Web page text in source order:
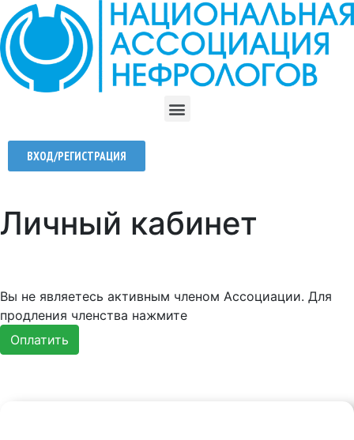
ВХОД/РЕГИСТРАЦИЯ
Личный кабинет
Вы не являетесь активным членом Ассоциации. Для
продления членства нажмите
Оплатить